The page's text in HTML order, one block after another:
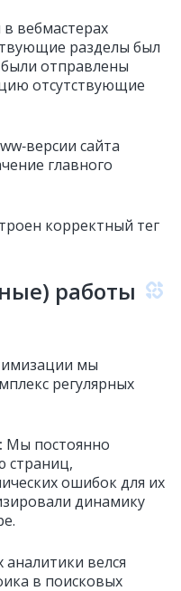
вебмастерах
разделы был
отправлены
отсутствующие
сайта
главного
корректный тег
работы
мы
регулярных
Мы постоянно
страниц,
ошибок для их
динамику
аналитики велся
в поисковых